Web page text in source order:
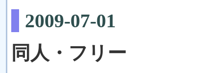
2009-07-01
同人・フリー